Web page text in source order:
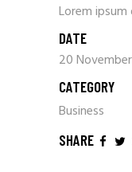
Lorem
DATE
20 November
CATEGORY
Business
SHARE